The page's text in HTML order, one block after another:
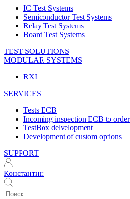
IC Test Systems
Semiconductor Test Systems
Relay Test Systems
Board Test Systems
TEST SOLUTIONS
MODULAR SYSTEMS
RXI
SERVICES
Tests ECB
Incoming inspection ECB to order
TestBox delvelopment
Development of custom options
SUPPORT
Константин